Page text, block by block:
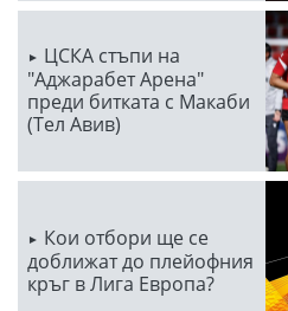
ЦСКА стъпи на
"Аджарабет Арена"
преди битката с Макаби
(Тел Авив)
Кои отбори ще се
доближат до плейофния
кръг в Лига Европа?